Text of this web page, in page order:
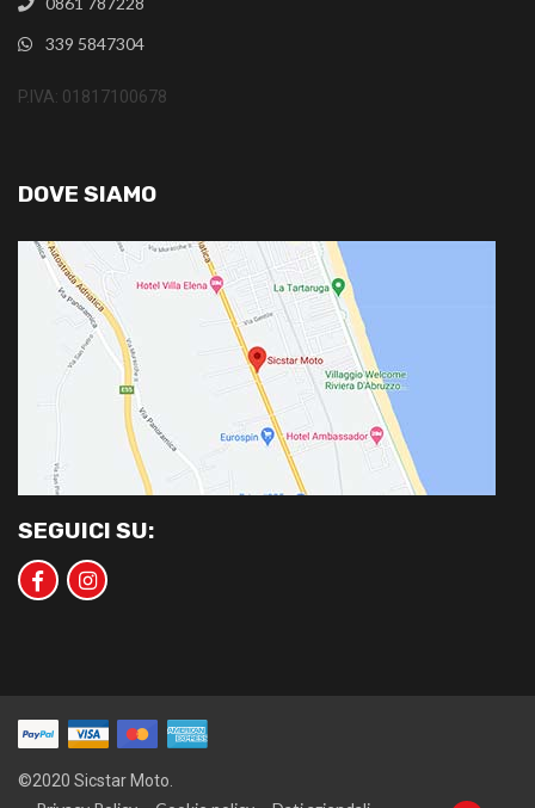
339 5847304
P.IVA: 01817100678
DOVE SIAMO
SEGUICI SU:
©2020 Sicstar Moto.